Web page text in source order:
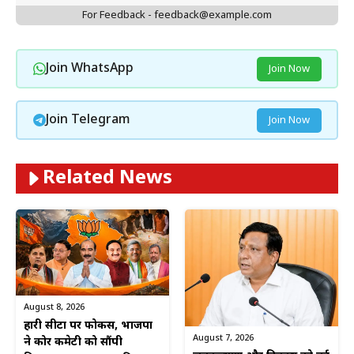
For Feedback - feedback@example.com
Join WhatsApp Join Now
Join Telegram Join Now
Related News
August 8, 2026
हारी सीटों पर फोकस, भाजपा
ने कोर कमेटी को सौंपी
August 7, 2026